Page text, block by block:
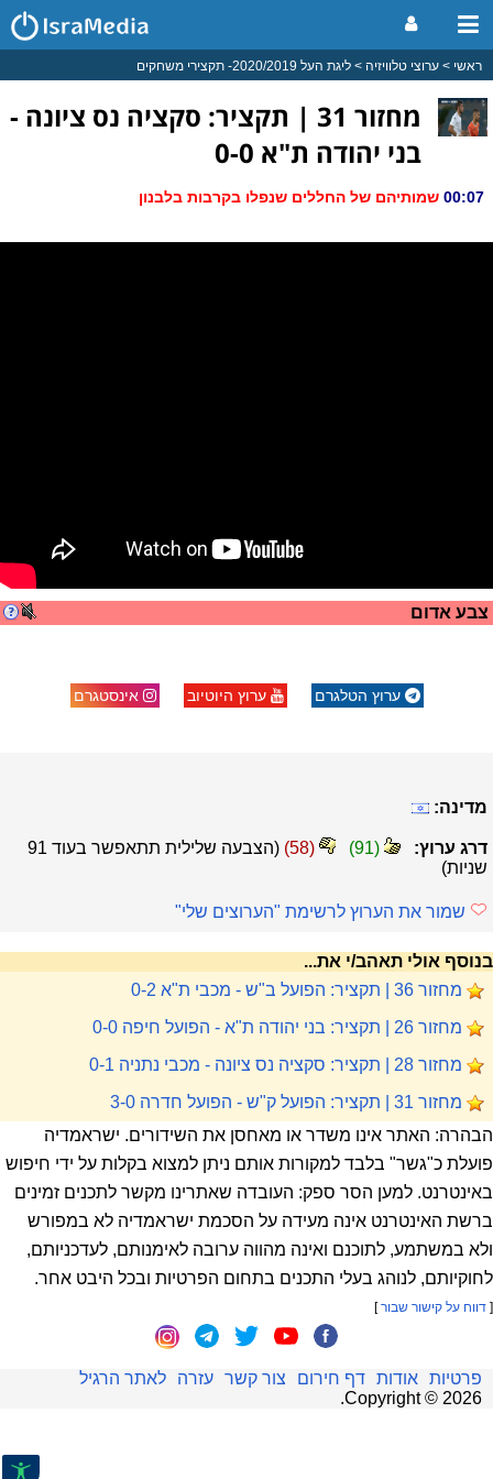
ראשי ערוצי טלוויזיה ליגת העל 2020/2019- תקצירי משחקים
מחזור 31 | תקציר: סקציה נס ציונה -
בני יהודה ת"א 0-0
צבע אדום
ערוץ הטלגרם ערוץ היוטיוב אינסטגרם
מדינה:
דרג ערוץ: (
91
)
(
58
) (הצבעה שלילית תתאפשר בעוד 91
שניות)
שמור את הערוץ לרשימת "הערוצים שלי"
בנוסף אולי תאהב/י את...
מחזור 36 | תקציר: הפועל ב"ש - מכבי ת"א 0-2
מחזור 26 | תקציר: בני יהודה ת"א - הפועל חיפה 0-0
מחזור 28 | תקציר: סקציה נס ציונה - מכבי נתניה 0-1
מחזור 31 | תקציר: הפועל ק"ש - הפועל חדרה 3-0
הבהרה: האתר אינו משדר או מאחסן את השידורים. ישראמדיה
פועלת כ"גשר" בלבד למקורות אותם ניתן למצוא בקלות על ידי חיפוש
באינטרנט. למען הסר ספק: העובדה שאתרינו מקשר לתכנים זמינים
ברשת האינטרנט אינה מעידה על הסכמת ישראמדיה לא במפורש
ולא במשתמע, לתוכנם ואינה מהווה ערובה לאימנותם, לעדכניותם,
לחוקיותם, לנוהג בעלי התכנים בתחום הפרטיות ובכל היבט אחר.
[ דווח על קישור שבור]
פרטיות אודות דף חירום צור קשר עזרה
לאתר הרגיל
Copyright © 2026
.